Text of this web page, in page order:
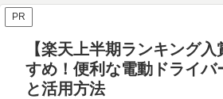
PR
【楽天上半期ランキング
すめ！便利な電動ドライバ
と活用方法